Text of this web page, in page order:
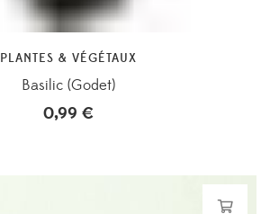
PLANTES & VÉGÉTAUX
Basilic (Godet)
0,99 €